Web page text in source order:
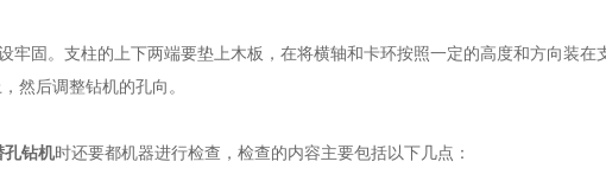
固。支柱的上下两端要垫上木板，在将横轴和卡环按照一定的高度和方向装在
然后调整钻机的孔向。
孔钻机时还要都机器进行检查，检查的内容主要包括以下几点：